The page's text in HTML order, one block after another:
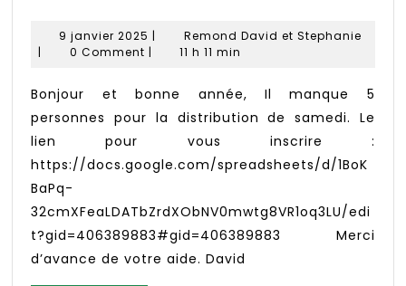
:
SOS
5
personnes
9 janvier 2025 9
janvier
| Remond David et Stephanie
| 0 Comment | 11 h 11 min
Bonjour et bonne année, Il manque 5
personnes pour la distribution de samedi. Le
lien pour vous inscrire :
https://docs.google.com/spreadsheets/d/1BoK
BaPq-
32cmXFeaLDATbZrdXObNV0mwtg8VR1oq3LU/edi
t?gid=406389883#gid=406389883 Merci
d’avance de votre aide. David